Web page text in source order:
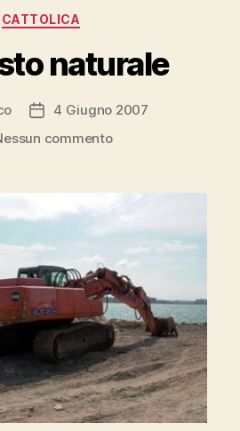
Categorie
CATTOLICA
naturale
Data4 Giugno 2007
commentosu
naturale